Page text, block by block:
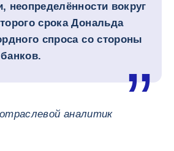
неопределённости вокруг
срока Дональда
спроса со стороны
аналитик